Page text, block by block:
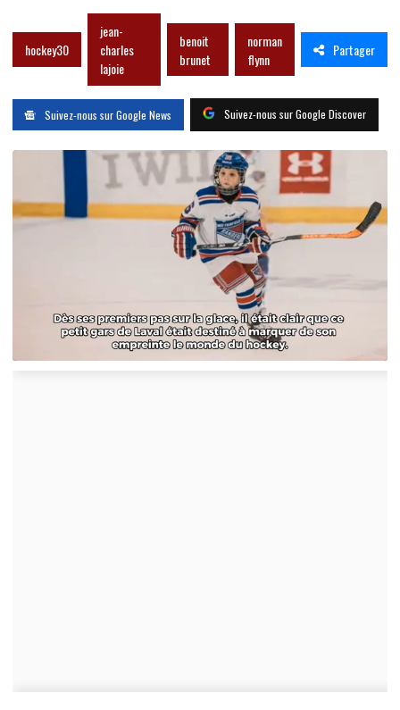
hockey30
jean-
charles
lajoie
benoit
brunet
norman
flynn
Partager
Suivez-nous sur Google News Suivez-nous sur Google Discover